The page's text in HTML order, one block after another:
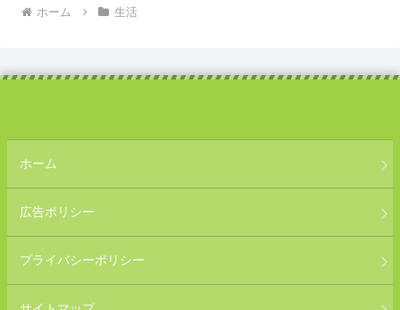
ホーム 生活
ホーム
広告ポリシー
プライバシーポリシー